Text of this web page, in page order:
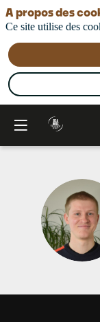
AP
A propos des
Ce site utilise des